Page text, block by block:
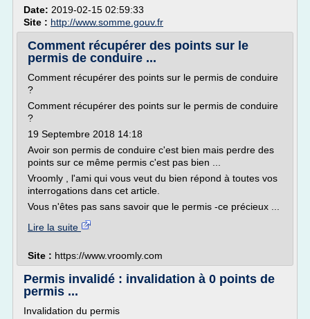
Date: 2019-02-15 02:59:33
Site : http://www.somme.gouv.fr
Comment récupérer des points sur le
permis de conduire ...
Comment récupérer des points sur le permis de conduire
?
Comment récupérer des points sur le permis de conduire
?
19 Septembre 2018 14:18
Avoir son permis de conduire c'est bien mais perdre des
points sur ce même permis c'est pas bien ...
Vroomly , l'ami qui vous veut du bien répond à toutes vos
interrogations dans cet article.
Vous n'êtes pas sans savoir que le permis -ce précieux ...
Lire la suite
Site : https://www.vroomly.com
Permis invalidé : invalidation à 0 points de
permis ...
Invalidation du permis